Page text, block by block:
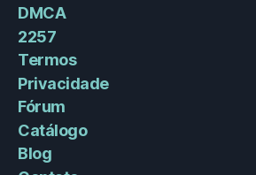
DMCA
2257
Termos
Privacidade
Fórum
Catálogo
Blog